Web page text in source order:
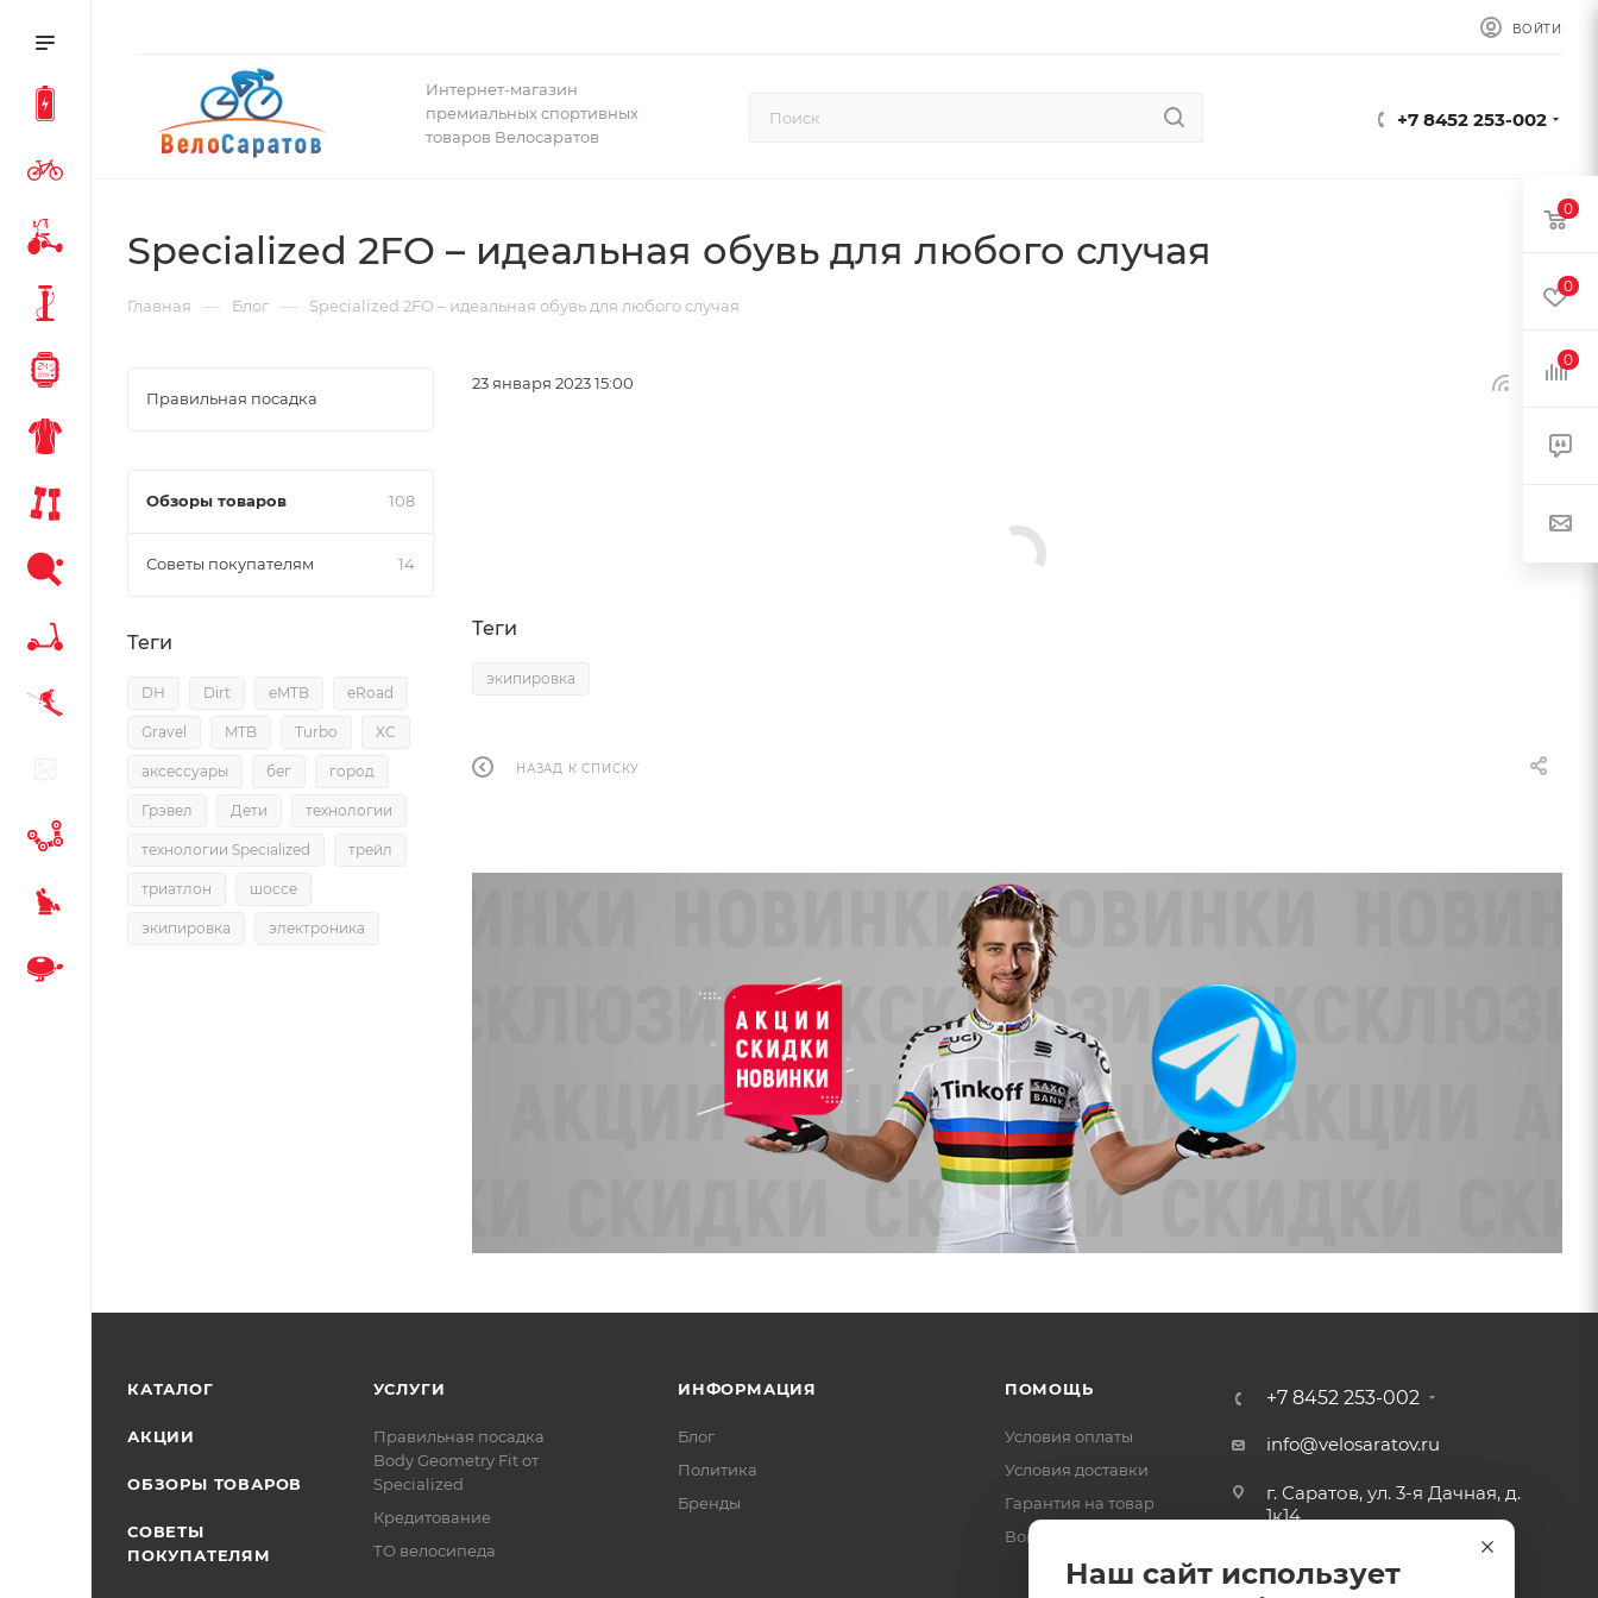
ВОЙТИ
Интернет-магазин
премиальных спортивных
товаров Велосаратов
+7 8452 253-002
Specialized 2FO – идеальная обувь для любого случая
Главная — Блог — Specialized 2FO – идеальная обувь для любого случая
23 января 2023 15:00
Теги
экипировка
НАЗАД К СПИСКУ
Правильная посадка
Обзоры товаров 108
Советы покупателям 14
Теги
DH Dirt eMTB eRoad
Gravel MTB Turbo XC
аксессуары бег город
Грэвел Дети технологии
технологии Specialized трейл
триатлон шоссе
экипировка электроника
КАТАЛОГ
АКЦИИ
ОБЗОРЫ ТОВАРОВ
СОВЕТЫ
ПОКУПАТЕЛЯМ
УСЛУГИ
Правильная посадка
Body Geometry Fit от
Specialized
Кредитование
ТО велосипеда
ИНФОРМАЦИЯ
Блог
Политика
Бренды
ПОМОЩЬ
Условия оплаты
Условия доставки
Гарантия на товар
Вопрос-ответ
+7 8452 253-002
info@velosaratov.ru
г. Саратов, ул. 3-я Дачная, д.
1к14
Наш сайт использует
0
0
0